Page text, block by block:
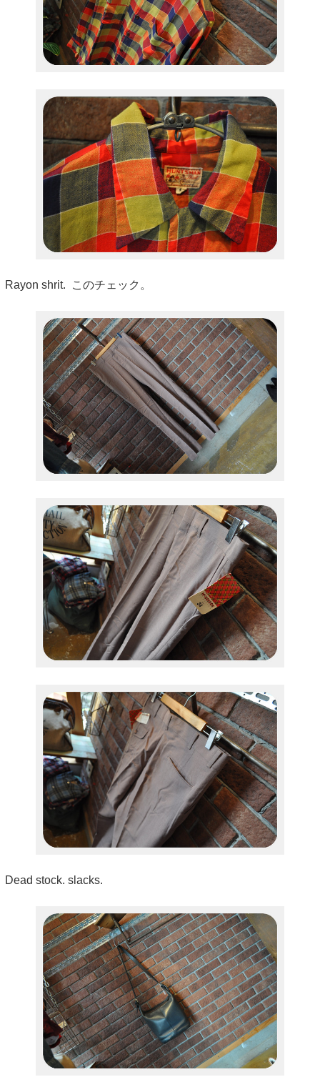
Rayon shrit. このチェック。
Dead stock. slacks.